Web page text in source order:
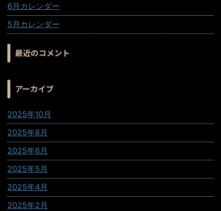
6月カレンダー
5月カレンダー
最近のコメント
アーカイブ
2025年10月
2025年8月
2025年6月
2025年5月
2025年4月
2025年2月